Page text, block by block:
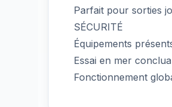
Parfait pour sorties
SÉCURITÉ
Équipements
Essai en mer
Fonctionnement